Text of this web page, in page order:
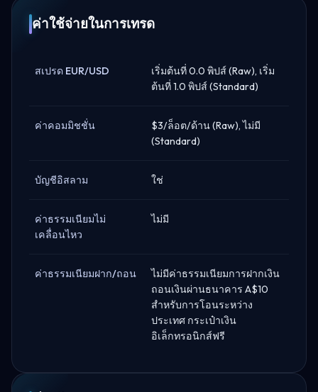
ค่าใช้จ่ายในการเทรด
สเปรด EUR/USD
เริ่มต้นที่ 0.0 พิปส์ (Raw), เริ่ม
ต้นที่ 1.0 พิปส์ (Standard)
ค่าคอมมิชชั่น
$3/ล็อต/ด้าน (Raw), ไม่มี
(Standard)
บัญชีอิสลาม ใช่
ค่าธรรมเนียมไม่
เคลื่อนไหว
ไม่มี
ค่าธรรมเนียมฝาก/ถอน
ไม่มีค่าธรรมเนียมการฝากเงิน
ถอนเงินผ่านธนาคาร A$10
สำหรับการโอนระหว่าง
ประเทศ กระเป๋าเงิน
อิเล็กทรอนิกส์ฟรี